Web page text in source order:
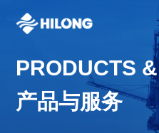
PRODUCTS
产品与服务